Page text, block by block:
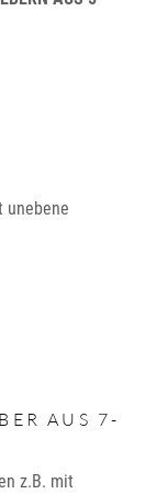
unebene
AUS 7-
z.B. mit